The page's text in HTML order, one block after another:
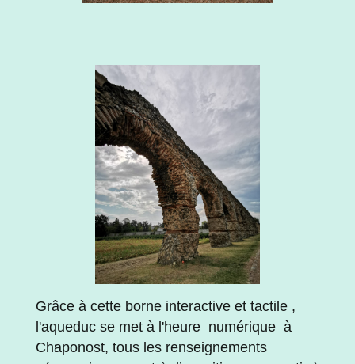
Grâce à cette borne interactive et tactile ,
l'aqueduc se met à l'heure numérique à
Chaponost, tous les renseignements